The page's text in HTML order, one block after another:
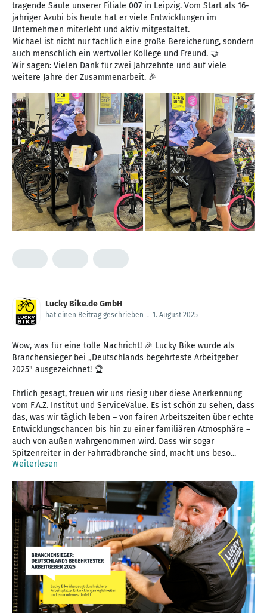
tragende Säule unserer Filiale 007 in Leipzig. Vom Start als 16-
jähriger Azubi bis heute hat er viele Entwicklungen im
Unternehmen miterlebt und aktiv mitgestaltet.
Michael ist nicht nur fachlich eine große Bereicherung, sondern
auch menschlich ein wertvoller Kollege und Freund. 🤝
Wir sagen: Vielen Dank für zwei Jahrzehnte und auf viele
weitere Jahre der Zusammenarbeit. 🎉
Lucky Bike.de GmbH
hat einen Beitrag geschrieben . 1. August 2025
Wow, was für eine tolle Nachricht! 🎉 Lucky Bike wurde als
Branchensieger bei „Deutschlands begehrteste Arbeitgeber
2025" ausgezeichnet! 🏆
Ehrlich gesagt, freuen wir uns riesig über diese Anerkennung
vom F.A.Z. Institut und ServiceValue. Es ist schön zu sehen, dass
das, was wir täglich leben – von fairen Arbeitszeiten über echte
Entwicklungschancen bis hin zu einer familiären Atmosphäre –
auch von außen wahrgenommen wird. Dass wir sogar
Spitzenreiter in der Fahrradbranche sind, macht uns beso...
Weiterlesen